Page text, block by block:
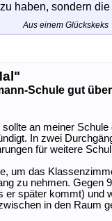
haben, sondern
Aus einem Glückskeks
Schule gut
an meiner
In zwei
für weitere
um das
zu nehmen. Gegen
später kommt) und
in den Raum